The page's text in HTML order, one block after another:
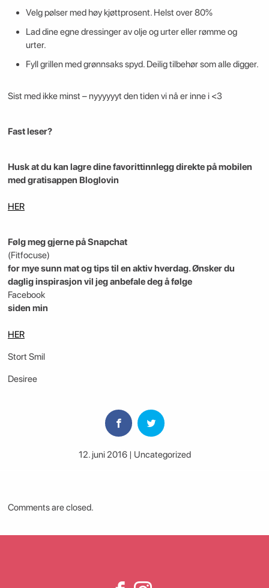
Velg pølser med høy kjøttprosent. Helst over 80%
Lad dine egne dressinger av olje og urter eller rømme og
urter.
Fyll grillen med grønnsaks spyd. Deilig tilbehør som alle digger.
Sist med ikke minst – nyyyyyyt den tiden vi nå er inne i <3
Fast leser?
Husk at du kan lagre dine favorittinnlegg direkte på mobilen
med gratisappen Bloglovin
HER
Følg meg gjerne på Snapchat
(Fitfocuse)
for mye sunn mat og tips til en aktiv hverdag. Ønsker du
daglig inspirasjon vil jeg anbefale deg å følge
Facebook
siden min
HER
Stort Smil
Desiree
12. juni 2016 | Uncategorized
Comments are closed.